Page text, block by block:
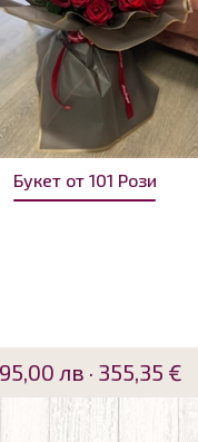
Букет от 101 Рози
лв · 355,35 €